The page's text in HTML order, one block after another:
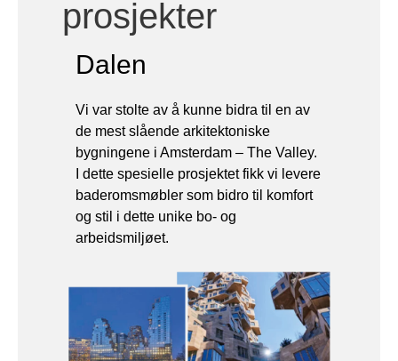
Dalen
Vi var stolte av å kunne bidra til en av
de mest slående arkitektoniske
bygningene i Amsterdam – The Valley.
baderomsmøbler som bidro til komfort
og stil i dette unike bo- og